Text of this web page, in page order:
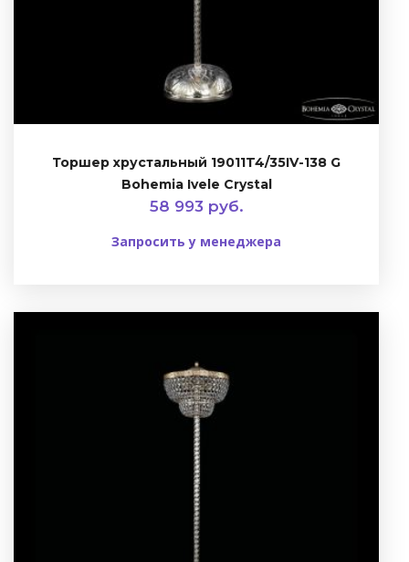
Торшер хрустальный 19011T4/35IV-138 G
Bohemia Ivele Crystal
58 993 руб.
Запросить у менеджера